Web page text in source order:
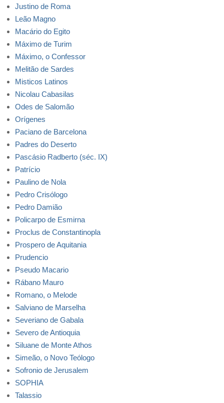
Justino de Roma
Leão Magno
Macário do Egito
Máximo de Turim
Máximo, o Confessor
Melitão de Sardes
Misticos Latinos
Nicolau Cabasilas
Odes de Salomão
Orígenes
Paciano de Barcelona
Padres do Deserto
Pascásio Radberto (séc. IX)
Patrício
Paulino de Nola
Pedro Crisólogo
Pedro Damião
Policarpo de Esmirna
Proclus de Constantinopla
Prospero de Aquitania
Prudencio
Pseudo Macario
Rábano Mauro
Romano, o Melode
Salviano de Marselha
Severiano de Gabala
Severo de Antioquia
Siluane de Monte Athos
Simeão, o Novo Teólogo
Sofronio de Jerusalem
SOPHIA
Talassio